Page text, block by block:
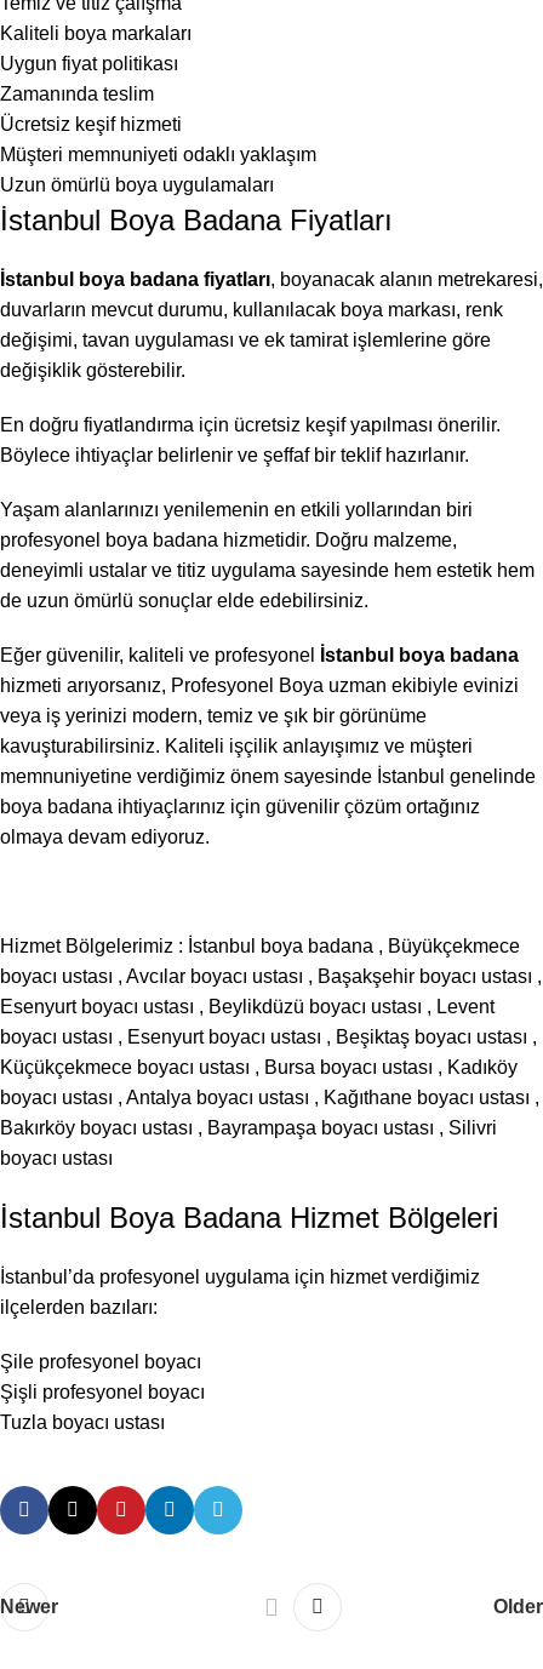
Kaliteli boya markaları
Uygun fiyat politikası
Zamanında teslim
Ücretsiz keşif hizmeti
Müşteri memnuniyeti odaklı yaklaşım
Uzun ömürlü boya uygulamaları
İstanbul Boya Badana Fiyatları
İstanbul boya badana fiyatları, boyanacak alanın metrekaresi,
duvarların mevcut durumu, kullanılacak boya markası, renk
değişimi, tavan uygulaması ve ek tamirat işlemlerine göre
değişiklik gösterebilir.
En doğru fiyatlandırma için ücretsiz keşif yapılması önerilir.
Böylece ihtiyaçlar belirlenir ve şeffaf bir teklif hazırlanır.
Yaşam alanlarınızı yenilemenin en etkili yollarından biri
profesyonel boya badana hizmetidir. Doğru malzeme,
deneyimli ustalar ve titiz uygulama sayesinde hem estetik hem
de uzun ömürlü sonuçlar elde edebilirsiniz.
Eğer güvenilir, kaliteli ve profesyonel
İstanbul boya badana
hizmeti arıyorsanız, Profesyonel Boya uzman ekibiyle evinizi
veya iş yerinizi modern, temiz ve şık bir görünüme
kavuşturabilirsiniz. Kaliteli işçilik anlayışımız ve müşteri
memnuniyetine verdiğimiz önem sayesinde İstanbul genelinde
boya badana ihtiyaçlarınız için güvenilir çözüm ortağınız
olmaya devam ediyoruz.
Hizmet Bölgelerimiz : İstanbul boya badana , Büyükçekmece
boyacı ustası , Avcılar boyacı ustası , Başakşehir boyacı ustası ,
Esenyurt boyacı ustası , Beylikdüzü boyacı ustası , Levent
boyacı ustası , Esenyurt boyacı ustası , Beşiktaş boyacı ustası ,
Küçükçekmece boyacı ustası , Bursa boyacı ustası , Kadıköy
boyacı ustası , Antalya boyacı ustası , Kağıthane boyacı ustası ,
Bakırköy boyacı ustası , Bayrampaşa boyacı ustası , Silivri
boyacı ustası
İstanbul Boya Badana Hizmet Bölgeleri
İstanbul’da profesyonel uygulama için hizmet verdiğimiz
ilçelerden bazıları:
Şile profesyonel boyacı
Şişli profesyonel boyacı
Tuzla boyacı ustası
Newer Older